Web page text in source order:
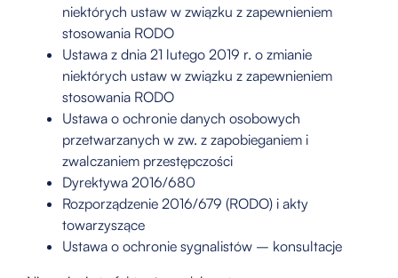
niektórych ustaw w związku z zapewnieniem
stosowania RODO
Ustawa z dnia 21 lutego 2019 r. o zmianie
niektórych ustaw w związku z zapewnieniem
stosowania RODO
Ustawa o ochronie danych osobowych
przetwarzanych w zw. z zapobieganiem i
zwalczaniem przestępczości
Dyrektywa 2016/680
Rozporządzenie 2016/679 (RODO) i akty
towarzyszące
Ustawa o ochronie sygnalistów – konsultacje